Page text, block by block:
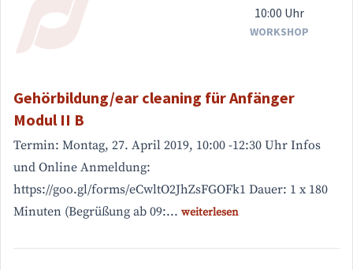
10:00 Uhr
WORKSHOP
Gehörbildung/ear cleaning für Anfänger
Modul II B
Termin: Montag, 27. April 2019, 10:00 -12:30 Uhr Infos
und Online Anmeldung:
https://goo.gl/forms/eCwltO2JhZsFGOFk1 Dauer: 1 x 180
Minuten (Begrüßung ab 09:... weiterlesen